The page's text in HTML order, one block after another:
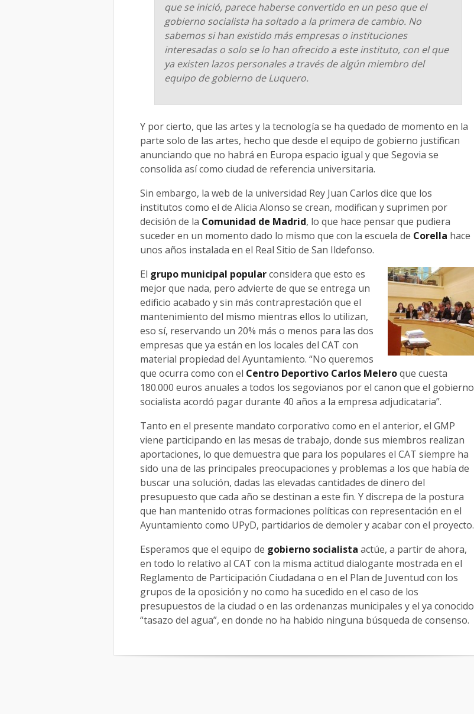
que se inició, parece haberse convertido en un peso que el
gobierno socialista ha soltado a la primera de cambio. No
sabemos si han existido más empresas o instituciones
interesadas o solo se lo han ofrecido a este instituto, con el que
ya existen lazos personales a través de algún miembro del
equipo de gobierno de Luquero.
Y por cierto, que las artes y la tecnología se ha quedado de momento en la
parte solo de las artes, hecho que desde el equipo de gobierno justifican
anunciando que no habrá en Europa espacio igual y que Segovia se
consolida así como ciudad de referencia universitaria.
Sin embargo, la web de la universidad Rey Juan Carlos dice que los
institutos como el de Alicia Alonso se crean, modifican y suprimen por
decisión de la Comunidad de Madrid, lo que hace pensar que pudiera
suceder en un momento dado lo mismo que con la escuela de Corella hace
unos años instalada en el Real Sitio de San Ildefonso.
El grupo municipal popularconsidera que esto es
mejor que nada, pero advierte de que se entrega un
edificio acabado y sin más contraprestación que el
mantenimiento del mismo mientras ellos lo utilizan,
eso sí, reservando un 20% más o menos para las dos
empresas que ya están en los locales del CAT con
material propiedad del Ayuntamiento. “No queremos
que ocurra como con el Centro Deportivo Carlos Meleroque cuesta
180.000 euros anuales a todos los segovianos por el canon que el gobierno
socialista acordó pagar durante 40 años a la empresa adjudicataria”.
Tanto en el presente mandato corporativo como en el anterior, el GMP
viene participando en las mesas de trabajo, donde sus miembros realizan
aportaciones, lo que demuestra que para los populares el CAT siempre ha
sido una de las principales preocupaciones y problemas a los que había de
buscar una solución, dadas las elevadas cantidades de dinero del
presupuesto que cada año se destinan a este fin. Y discrepa de la postura
que han mantenido otras formaciones políticas con representación en el
Ayuntamiento como UPyD, partidarios de demoler y acabar con el proyecto.
Esperamos que el equipo de gobierno socialista actúe, a partir de ahora,
en todo lo relativo al CAT con la misma actitud dialogante mostrada en el
Reglamento de Participación Ciudadana o en el Plan de Juventud con los
grupos de la oposición y no como ha sucedido en el caso de los
presupuestos de la ciudad o en las ordenanzas municipales y el ya conocido
“tasazo del agua”, en donde no ha habido ninguna búsqueda de consenso.